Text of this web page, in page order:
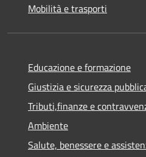
Mobilità e trasporti
Educazione e formazione
Giustizia e sicurezza
Tributi,finanze e
Ambiente
Salute, benessere e